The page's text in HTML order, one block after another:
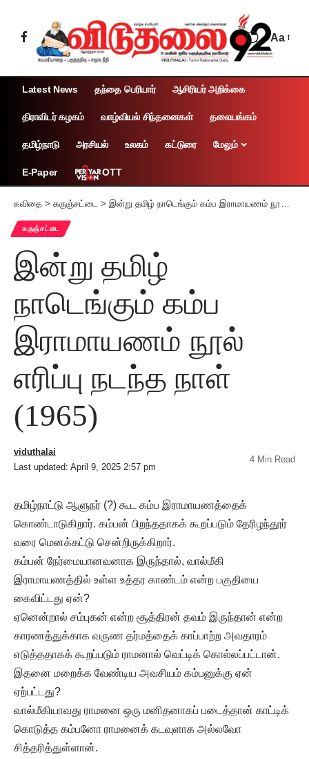
Aa
Latest News தந்தை பெரியார் ஆசிரியர் அறிக்கை
திராவிடர் கழகம் வாழ்வியல் சிந்தனைகள் தலையங்கம்
தமிழ்நாடு அரசியல் உலகம் கட்டுரை மேலும்
E-Paper OTT
கவிதை > கருஞ்சட்டை > இன்று தமிழ் நாடெங்கும் கம்ப இராமாயணம் நூல் எரிப்பு நடந்த நாள் (1965)
கருஞ்சட்டை
இன்று தமிழ்
நாடெங்கும் கம்ப
இராமாயணம் நூல்
எரிப்பு நடந்த நாள்
(1965)
Last updated: April 9, 2025 2:57 pm
viduthalai
4 Min Read
தமிழ்நாட்டு ஆளுநர் (?) கூட கம்ப இராமாயணத்தைக்
கொண்டாடுகிறார். கம்பன் பிறந்ததாகக் கூறப்படும் தேரிழந்தூர்
வரை மெனக்கட்டு சென்றிருக்கிறார்.
கம்பன் நேர்மையானவனாக இருந்தால், வால்மீகி
இராமாயணத்தில் உள்ள உத்தர காண்டம் என்ற பகுதியை
கைவிட்டது ஏன்?
ஏனென்றால் சம்புகன் என்ற சூத்திரன் தவம் இருந்தான் என்ற
காரணத்துக்காக வருண தர்மத்தைக் காப்பாற்ற அவதாரம்
எடுத்ததாகக் கூறப்படும் ராமனால் வெட்டிக் கொல்லப்பட்டான்.
இதனை மறைக்க வேண்டிய அவசியம் கம்பனுக்கு ஏன்
ஏற்பட்டது?
வால்மீகியாவது ராமனை ஒரு மனிதனாகப் படைத்தான் காட்டிக்
கொடுத்த கம்பனோ ராமனைக் கடவுளாக அல்லவோ
சித்தரித்துள்ளான்.